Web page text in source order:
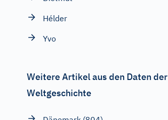
Hélder
Yvo
Weitere Artikel aus den Daten der
Weltgeschichte